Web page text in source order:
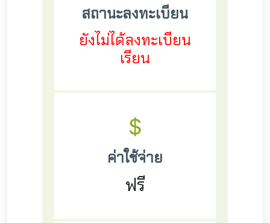
สถานะลงทะเบียน
ยังไม่ได้ลงทะเบียน
เรียน
ค่าใช้จ่าย
ฟรี